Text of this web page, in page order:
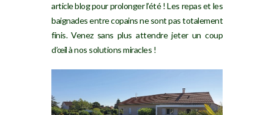
article blog pour prolonger l’été ! Les repas et les
baignades entre copains ne sont pas totalement
finis. Venez sans plus attendre jeter un coup
d’œil à nos solutions miracles !